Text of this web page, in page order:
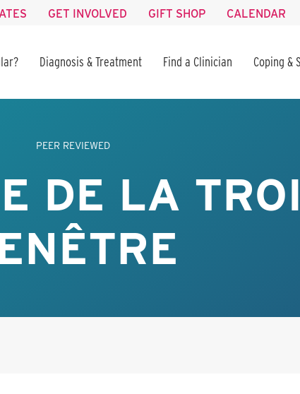
GET INVOLVED GIFT SHOP CALENDAR
Diagnosis & Treatment Find a Clinician Coping &
PEER REVIEWED
DE LA